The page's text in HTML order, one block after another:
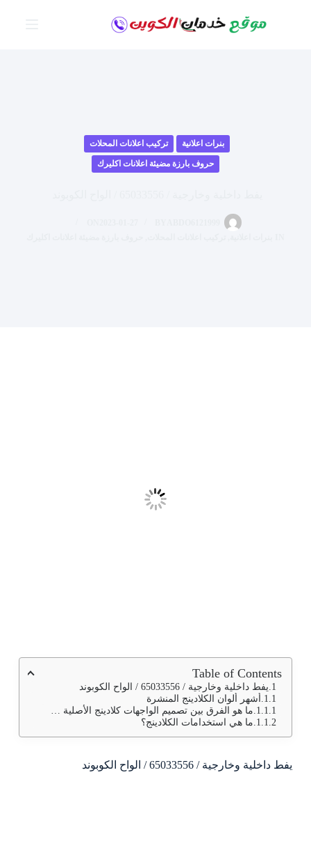
بنرات اعلانية تركيب اعلانات المحلات
حروف بارزة مضيئة اعلانات اكليرك
Table of Contents
يفط داخلية وخارجية / 65033556 / الواح الكوبوند
أشهر ألوان الكلادينج المنشرة
ما هو الفرق بين تصميم الواجهات كلادينج الأصلية والغير أصلية؟
ما هي استخدامات الكلادينج؟
يفط داخلية وخارجية / 65033556 / الواح الكوبوند